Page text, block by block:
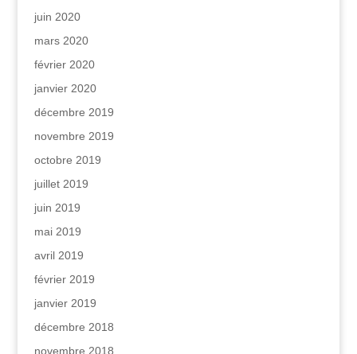
juin 2020
mars 2020
février 2020
janvier 2020
décembre 2019
novembre 2019
octobre 2019
juillet 2019
juin 2019
mai 2019
avril 2019
février 2019
janvier 2019
décembre 2018
novembre 2018